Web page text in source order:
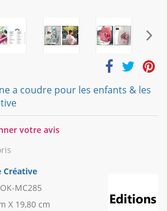
a coudre pour les enfants & les
votre avis
Créative
MC285
X 19,80 cm